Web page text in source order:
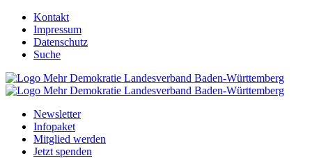
Kontakt
Impressum
Datenschutz
Suche
Newsletter
Infopaket
Mitglied werden
Jetzt spenden